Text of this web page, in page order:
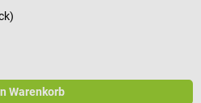
Warenkorb